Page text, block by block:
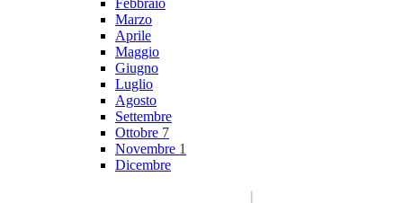
Febbraio
Marzo
Aprile
Maggio
Giugno
Luglio
Agosto
Settembre
Ottobre 7
Novembre 1
Dicembre